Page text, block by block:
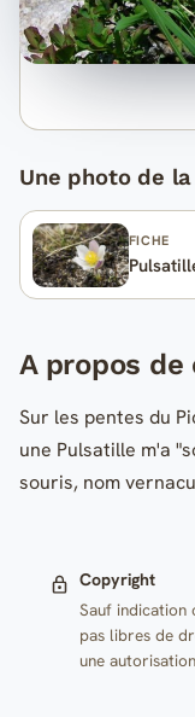
Une photo de
FICHE
A propos
Sur les pentes du
une Pulsatille m'a
souris, nom
Copyright
Sauf indication
pas libres de
une